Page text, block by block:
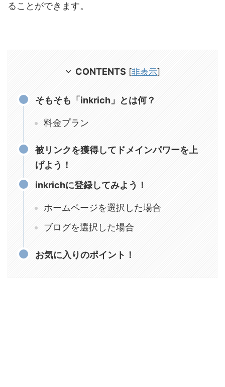
ることができます。
CONTENTS [非表示]
そもそも「inkrich」とは何？
料金プラン
被リンクを獲得してドメインパワーを上
げよう！
inkrichに登録してみよう！
ホームページを選択した場合
ブログを選択した場合
お気に入りのポイント！